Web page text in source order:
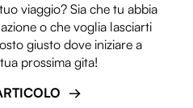
viaggio? Sia che tu abbia
o che voglia lasciarti
giusto dove iniziare a
prossima gita!